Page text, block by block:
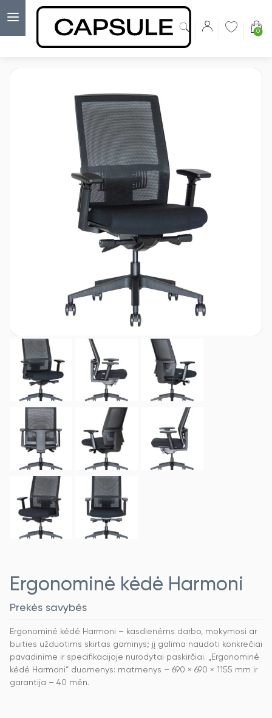
0
Ergonominė kėdė Harmoni
Prekės savybės
Ergonominė kėdė Harmoni – kasdienėms darbo, mokymosi ar
buities užduotims skirtas gaminys; jį galima naudoti konkrečiai
pavadinime ir specifikacijoje nurodytai paskirčiai. „Ergonominė
kėdė Harmoni“ duomenys: matmenys – 690 × 690 × 1155 mm ir
garantija – 40 mėn.